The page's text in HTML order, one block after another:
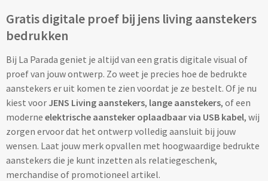
Lunch
Lunchbekers bedrukken
Voedselcontainers bedrukken
Saladeboxen bedrukken
Snoep
Gratis digitale proef bij jens living aanstekers
bedrukken
Bij La Parada geniet je altijd van een gratis digitale visual of
proef van jouw ontwerp. Zo weet je precies hoe de bedrukte
aanstekers er uit komen te zien voordat je ze bestelt. Of je nu
kiest voor JENS Living aanstekers, lange aanstekers, of een
moderne elektrische aansteker oplaadbaar via USB kabel, wij
zorgen ervoor dat het ontwerp volledig aansluit bij jouw
wensen. Laat jouw merk opvallen met hoogwaardige bedrukte
aanstekers die je kunt inzetten als relatiegeschenk,
merchandise of promotioneel artikel.